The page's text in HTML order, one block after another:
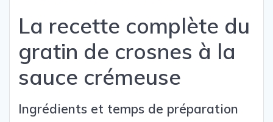
La recette complète du
gratin de crosnes à la
sauce crémeuse
Ingrédients et temps de préparation